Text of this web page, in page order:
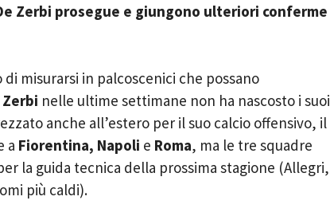
Zerbi prosegue e giungono ulteriori conferme
di misurarsi in palcoscenici che possano
Zerbi nelle ultime settimane non ha nascosto i suoi
anche all’estero per il suo calcio offensivo, il
a Fiorentina, Napoli e Roma, ma le tre squadre
la guida tecnica della prossima stagione (Allegri,
più caldi).